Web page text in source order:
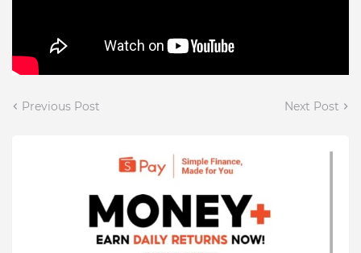
Previous Post Next Post